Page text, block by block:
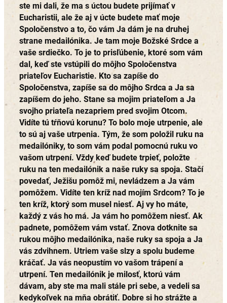
ste mi dali, že ma s úctou budete prijímať v
Eucharistii, ale že aj v úcte budete mať moje
Spoločenstvo a to, čo vám Ja dám je na druhej
strane medailónika. Je tam moje Božské Srdce a
vaše srdiečko. To je to prisľúbenie, ktoré som vám
dal, keď ste vstúpili do môjho Spoločenstva
priateľov Eucharistie. Kto sa zapíše do
Spoločenstva, zapíše sa do môjho Srdca a Ja sa
zapíšem do jeho. Stane sa mojim priateľom a Ja
svojho priateľa nezapriem pred svojim Otcom.
Vidíte tú tŕňovú korunu? To bolo moje utrpenie, ale
to sú aj vaše utrpenia. Tým, že som položil ruku na
medailóniky, to som vám podal pomocnú ruku vo
vašom utrpení. Vždy keď budete trpieť, položte
ruku na ten medailónik a naše ruky sa spoja. Stačí
povedať, Ježišu pomôž mi, nevládzem a Ja vám
pomôžem. Vidíte ten kríž nad mojím Srdcom? To je
ten kríž, ktorý som musel niesť. Aj vy ho máte,
každý z vás ho má. Ja vám ho pomôžem niesť. Ak
padnete, pomôžem vám vstať. Znova dotknite sa
rukou môjho medailónika, naše ruky sa spoja a Ja
vás zdvihnem. Utriem vaše slzy a spolu budeme
kráčať. Ja vás neopustím vo vašom trápení a
utrpení. Ten medailónik je milosť, ktorú vám
dávam, aby ste ma mali stále pri sebe, a vedeli sa
kedykoľvek na mňa obrátiť. Dobre si ho strážte a